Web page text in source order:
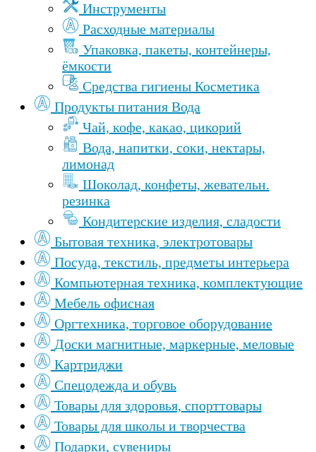
Инструменты
Расходные материалы
Упаковка, пакеты, контейнеры,
ёмкости
Средства гигиены Косметика
Продукты питания Вода
Чай, кофе, какао, цикорий
Вода, напитки, соки, нектары,
лимонад
Шоколад, конфеты, жевательн.
резинка
Кондитерские изделия, сладости
Бытовая техника, электротовары
Посуда, текстиль, предметы интерьера
Компьютерная техника, комплектующие
Мебель офисная
Оргтехника, торговое оборудование
Доски магнитные, маркерные, меловые
Картриджи
Спецодежда и обувь
Товары для здоровья, спорттовары
Товары для школы и творчества
Подарки, сувениры